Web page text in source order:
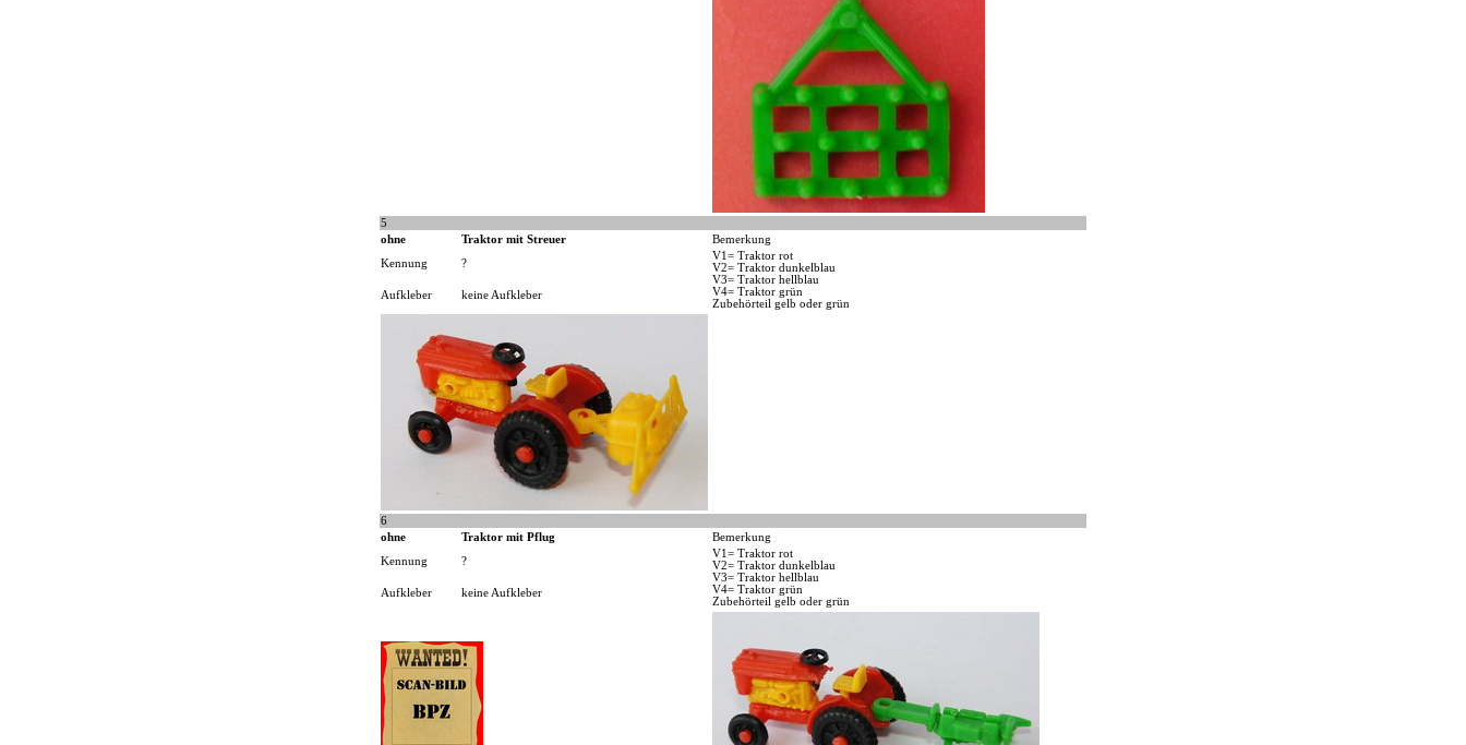
5
ohne
Traktor mit Streuer
Bemerkung
Kennung
?
V1= Traktor rot
V2= Traktor dunkelblau
V3= Traktor hellblau
V4= Traktor grün
Zubehörteil gelb oder grün
Aufkleber keine Aufkleber
6
ohne
Traktor mit Pflug
Bemerkung
Kennung
?
V1= Traktor rot
V2= Traktor dunkelblau
V3= Traktor hellblau
V4= Traktor grün
Zubehörteil gelb oder grün
Aufkleber keine Aufkleber